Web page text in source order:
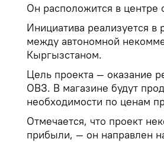
Он расположится в центре
Инициатива реализуется в
между автономной
Кыргызстаном.
Цель проекта — оказание
ОВЗ. В магазине будут
необходимости по ценам
Отмечается, что проект
прибыли, — он направлен